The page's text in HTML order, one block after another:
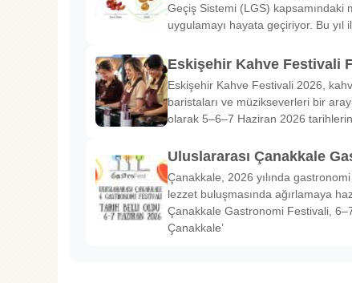
Geçiş Sistemi (LGS) kapsamındaki
uygulamayı hayata geçiriyor. Bu yıl
Eskişehir Kahve Festivali
Eskişehir Kahve Festivali 2026,
baristaları ve müzikseverleri bir
olarak 5–6–7 Haziran 2026
Uluslararası Çanakkale
Çanakkale, 2026 yılında
lezzet buluşmasında ağırlamaya
Çanakkale Gastronomi Festivali,
Çanakkale’